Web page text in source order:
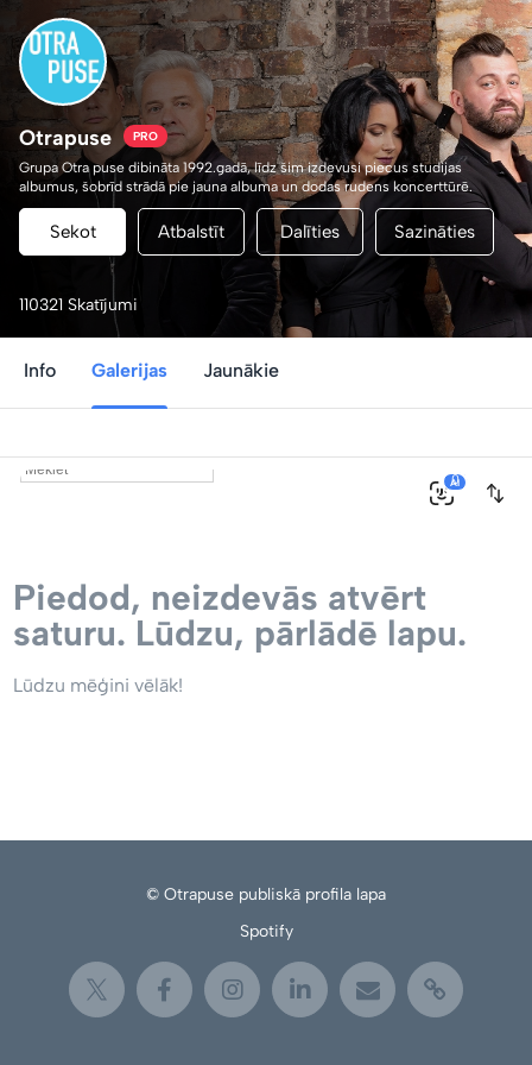
Otrapuse PRO
Grupa Otra puse dibināta 1992.gadā, līdz šim izdevusi piecus studijas
albumus, šobrīd strādā pie jauna albuma un dodas rudens koncerttūrē.
Sekot Atbalstīt Dalīties Sazināties
110321 Skatījumi
Info Galerijas Jaunākie
0
AI
Piedod, neizdevās atvērt
saturu. Lūdzu, pārlādē lapu.
Lūdzu mēģini vēlāk!
© Otrapuse publiskā profila lapa
Spotify